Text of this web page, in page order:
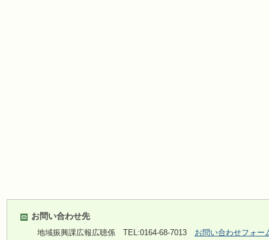
お問い合わせ先
地域振興課広報広聴係 TEL:0164-68-7013 お問い合わせフォー